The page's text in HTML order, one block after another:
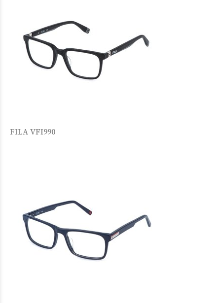
FILA VFI990